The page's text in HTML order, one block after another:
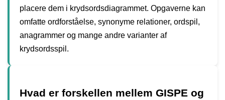
placere dem i krydsordsdiagrammet. Opgaverne kan
omfatte ordforståelse, synonyme relationer, ordspil,
anagrammer og mange andre varianter af
krydsordsspil.
Hvad er forskellen mellem GISPE og